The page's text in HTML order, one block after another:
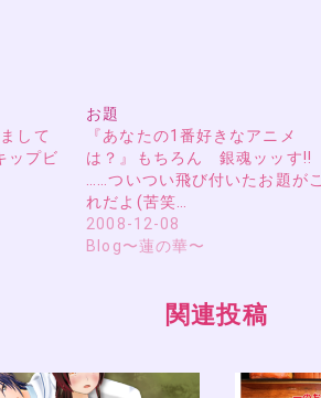
して
ップビ
お題
『あなたの1番好きなアニメ
は？』もちろん 銀魂ッッす!!
……ついつい飛び付いたお題がこ
れだよ(苦笑…
2008-12-08
Blog〜蓮の華〜
関連投稿